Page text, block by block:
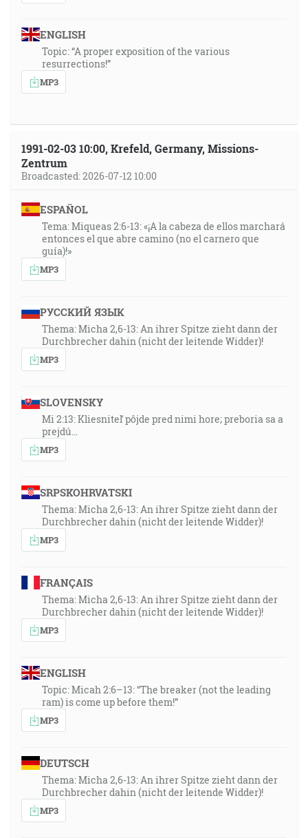
ENGLISH
Topic: “A proper exposition of the various
resurrections!”
MP3
1991-02-03 10:00, Krefeld, Germany, Missions-
Zentrum
Broadcasted: 2026-07-12 10:00
ESPAÑOL
Tema: Miqueas 2:6-13: «¡A la cabeza de ellos marchará
entonces el que abre camino (no el carnero que
guía)!»
MP3
РУССКИЙ ЯЗЫК
Thema: Micha 2,6-13: An ihrer Spitze zieht dann der
Durchbrecher dahin (nicht der leitende Widder)!
MP3
SLOVENSKY
Mi 2:13: Kliesniteľ pôjde pred nimi hore; preboria sa a
prejdú…
MP3
SRPSKOHRVATSKI
Thema: Micha 2,6-13: An ihrer Spitze zieht dann der
Durchbrecher dahin (nicht der leitende Widder)!
MP3
FRANÇAIS
Thema: Micha 2,6-13: An ihrer Spitze zieht dann der
Durchbrecher dahin (nicht der leitende Widder)!
MP3
ENGLISH
Topic: Micah 2:6–13: “The breaker (not the leading
ram) is come up before them!”
MP3
DEUTSCH
Thema: Micha 2,6-13: An ihrer Spitze zieht dann der
Durchbrecher dahin (nicht der leitende Widder)!
MP3